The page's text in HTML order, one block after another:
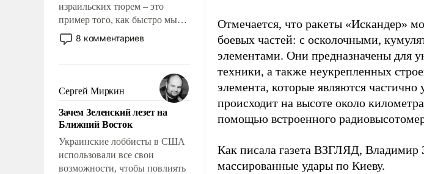
израильских тюрем – это
пример того, как быстро мы
двигаемся по пути
революционных изменений.
псевдонаучной фантастики,
стало всерьез обсуждаемой
идеей.
8 комментариев
Сергей Миркин
Зачем Зеленский лезет на
Ближний Восток
Украинские лоббисты в США
использовали все свои
возможности, чтобы повлиять
Отмечается, что ракеты «Искандер»
боевых частей: с осколочными,
элементами. Они предназначены для
техники, а также неукрепленных
элемента, которые являются
происходит на высоте около
помощью встроенного
Как писала газета ВЗГЛЯД, Владимир
массированные удары по Киеву.